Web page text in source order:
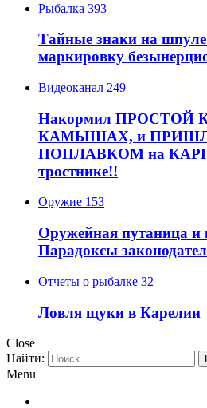
Рыбалка 393
Тайные знаки на
маркировку
Видеоканал 249
Накормил ПРОСТОЙ
КАМЫШАХ, и
ПОПЛАВКОМ на
тростнике!!
Оружие 153
Оружейная путаница и
Парадоксы
Отчеты о рыбалке 32
Ловля щуки в Карелии
Close
Найти:
Menu